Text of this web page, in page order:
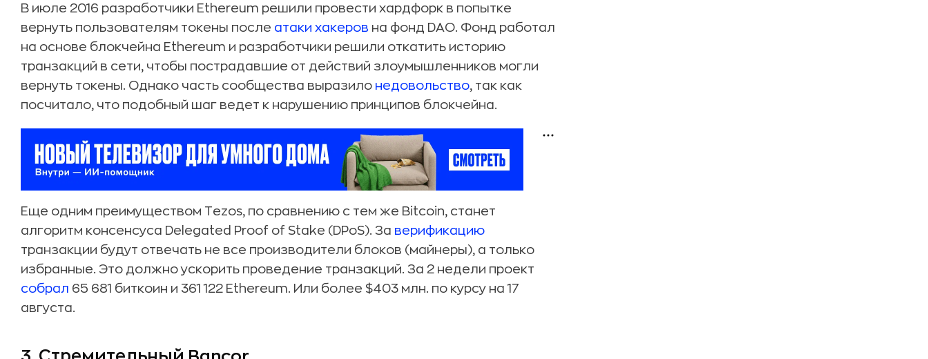
В июле 2016 разработчики Ethereum решили провести хардфорк в попытке
вернуть пользователям токены после атаки хакеров на фонд DAO. Фонд работал
на основе блокчейна Ethereum и разработчики решили откатить историю
транзакций в сети, чтобы пострадавшие от действий злоумышленников могли
вернуть токены. Однако часть сообщества выразило недовольство, так как
посчитало, что подобный шаг ведет к нарушению принципов блокчейна.
Еще одним преимуществом Tezos, по сравнению с тем же Bitcoin, станет
алгоритм консенсуса Delegated Proof of Stake (DPoS). За верификацию
транзакции будут отвечать не все производители блоков (майнеры), а только
избранные. Это должно ускорить проведение транзакций. За 2 недели проект
собрал 65 681 биткоин и 361 122 Ethereum. Или более $403 млн. по курсу на 17
августа.